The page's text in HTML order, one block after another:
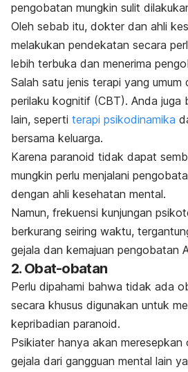
pengobatan mungkin sulit
Oleh sebab itu, dokter dan ahli
melakukan pendekatan secara
lebih terbuka dan menerima
Salah satu jenis terapi yang
perilaku kognitif (CBT). Anda juga
lain, seperti terapi psikodinamika
bersama keluarga.
Karena paranoid tidak dapat
mungkin perlu menjalani
dengan ahli kesehatan mental.
Namun, frekuensi kunjungan
berkurang seiring waktu,
gejala dan kemajuan pengobatan
2. Obat-obatan
Perlu dipahami bahwa tidak ada
secara khusus digunakan untuk
kepribadian paranoid.
Psikiater hanya akan
gejala dari gangguan mental lain